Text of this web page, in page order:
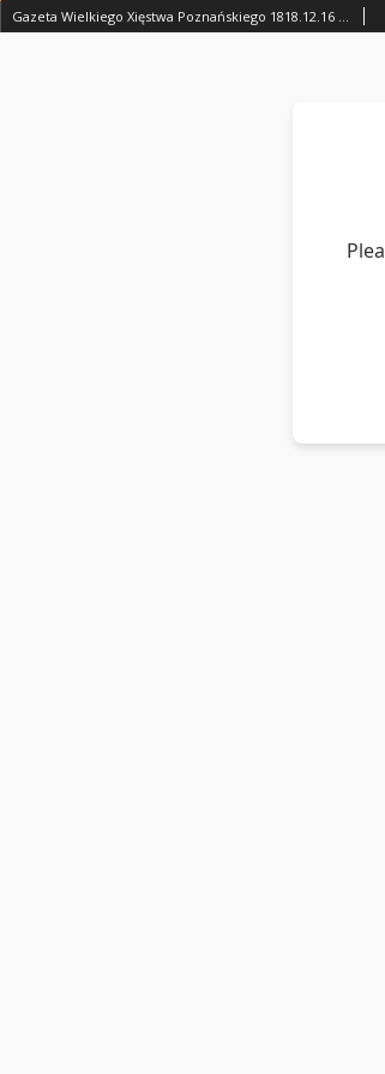
Gazeta Wielkiego Xięstwa Poznańskiego 1818.12.16 Nr100